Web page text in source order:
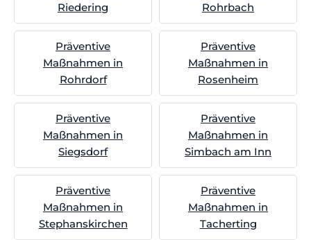
Riedering
Rohrbach
Präventive
Maßnahmen in
Rohrdorf
Präventive
Maßnahmen in
Rosenheim
Präventive
Maßnahmen in
Siegsdorf
Präventive
Maßnahmen in
Simbach am Inn
Präventive
Maßnahmen in
Stephanskirchen
Präventive
Maßnahmen in
Tacherting